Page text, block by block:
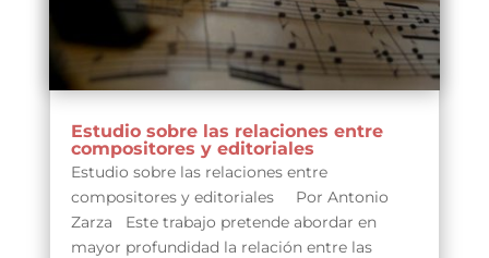
Estudio sobre las relaciones entre
compositores y editoriales
Estudio sobre las relaciones entre
compositores y editoriales Por Antonio
Zarza Este trabajo pretende abordar en
mayor profundidad la relación entre las